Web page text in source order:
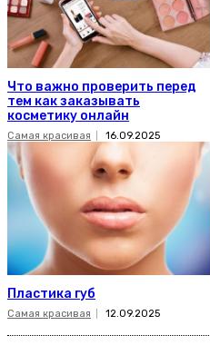
Что важно проверить перед
тем как заказывать
косметику онлайн
Самая красивая 16.09.2025
Пластика губ
Самая красивая 12.09.2025